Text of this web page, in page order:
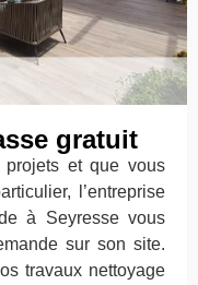
gratuit
projets et que vous
l’entreprise
à Seyresse vous
sur son site.
travaux nettoyage